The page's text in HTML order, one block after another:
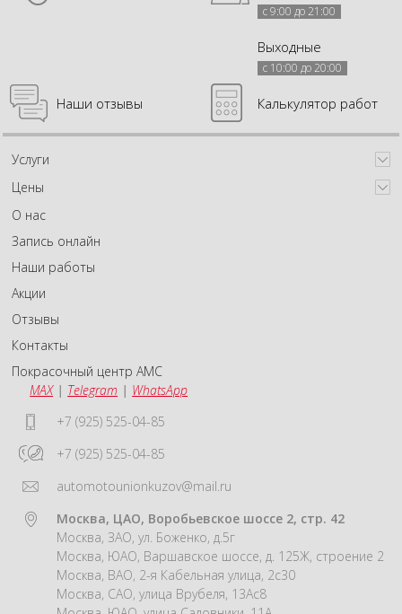
с 9:00 до 21:00
Выходные
с 10:00 до 20:00
Наши отзывы Калькулятор работ
Услуги
Цены
О нас
Запись онлайн
Наши работы
Акции
Отзывы
Контакты
Покрасочный центр АМС
MAX| Telegram | WhatsApp
+7 (925) 525-04-85
+7 (925) 525-04-85
automotounionkuzov@mail.ru
Москва, ЦАО, Воробьевское шоссе 2, стр. 42
Москва, ЗАО, ул. Боженко, д.5г
Москва, ЮАО, Варшавское шоссе, д. 125Ж, строение 2
Москва, ВАО, 2-я Кабельная улица, 2с30
Москва, САО, улица Врубеля, 13Ас8